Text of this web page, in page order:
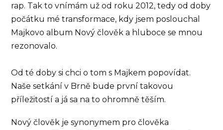
rap. Tak to vnímám už od roku 2012, tedy od doby
počátku mé transformace, kdy jsem poslouchal
Majkovo album Nový člověk a hluboce se mnou
rezonovalo.
Od té doby si chci o tom s Majkem popovídat.
Naše setkání v Brně bude první takovou
příležitostí a já sa na to ohromně těším.
Nový člověk je synonymem pro člověka